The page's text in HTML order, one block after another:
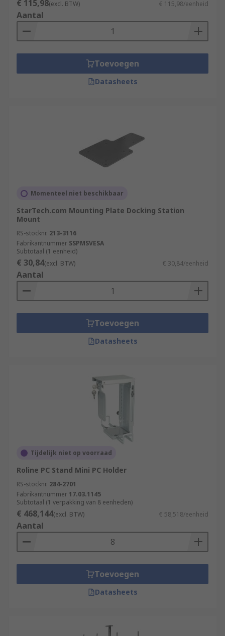
€ 115,98(excl. BTW) € 115,98/eenheid
Aantal
Toevoegen
Datasheets
Momenteel niet beschikbaar
StarTech.com Mounting Plate Docking Station
Mount
RS-stocknr. 213-3116
Fabrikantnummer SSPMSVESA
Subtotaal (1 eenheid)
€ 30,84(excl. BTW) € 30,84/eenheid
Aantal
Toevoegen
Datasheets
Tijdelijk niet op voorraad
Roline PC Stand Mini PC Holder
RS-stocknr. 284-2701
Fabrikantnummer 17.03.1145
Subtotaal (1 verpakking van 8 eenheden)
€ 468,144(excl. BTW) € 58,518/eenheid
Aantal
Toevoegen
Datasheets